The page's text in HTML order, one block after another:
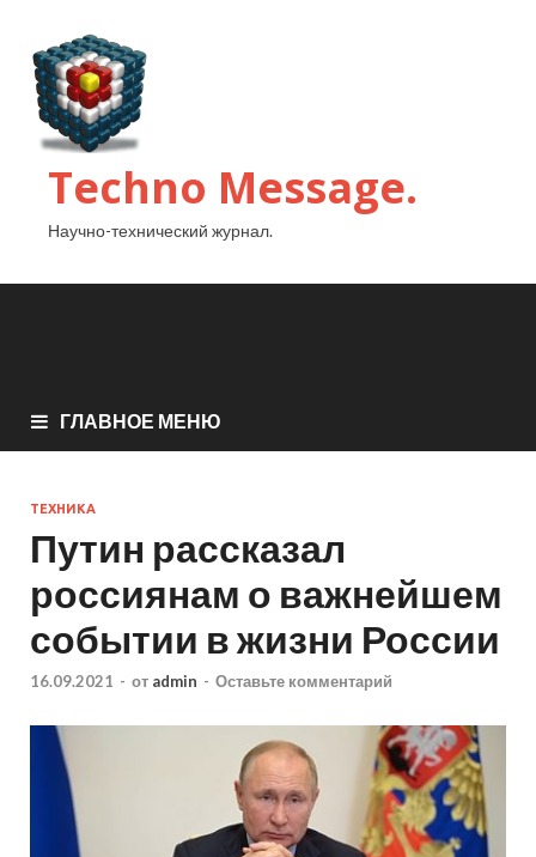
Techno Message.
Научно-технический журнал.
ГЛАВНОЕ МЕНЮ
ТЕХНИКА
Путин рассказал
россиянам о важнейшем
событии в жизни России
16.09.2021 - от admin - Оставьте комментарий